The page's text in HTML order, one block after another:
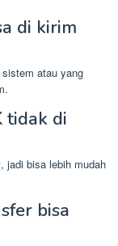
di kirim
atau yang
tidak di
, jadi bisa lebih mudah
bisa